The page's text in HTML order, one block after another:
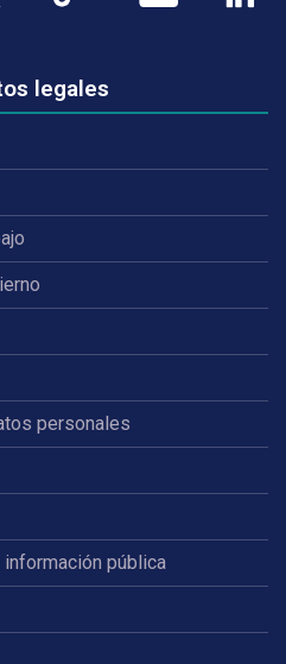
legales
personales
información pública